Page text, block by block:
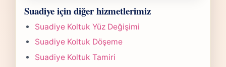
gönderdiğinizde hızlıca anlaşılır bir aralık
paylaşırız.
yapılan işlemin kapsamına göre değişir.
Çoğu projede 5-7 iş günü hedefiyle çalışır,
olası değişikliği önceden bildiririz.
Suadiye için diğer hizmetlerimiz
Suadiye Koltuk Yüz Değişimi
Suadiye Koltuk Döşeme
Suadiye Koltuk Tamiri